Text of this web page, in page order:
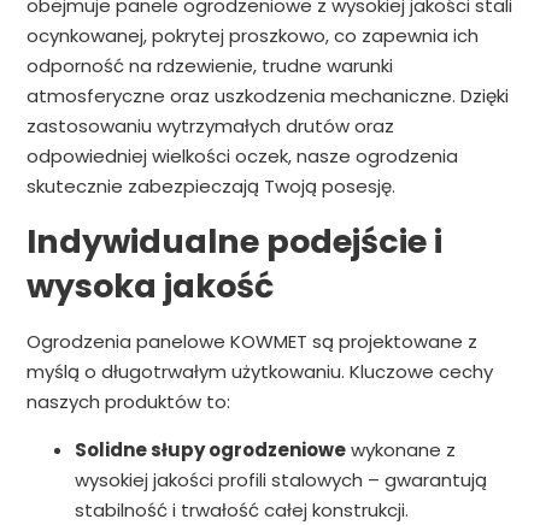
obejmuje panele ogrodzeniowe z wysokiej jakości stali
ocynkowanej, pokrytej proszkowo, co zapewnia ich
odporność na rdzewienie, trudne warunki
atmosferyczne oraz uszkodzenia mechaniczne. Dzięki
zastosowaniu wytrzymałych drutów oraz
odpowiedniej wielkości oczek, nasze ogrodzenia
skutecznie zabezpieczają Twoją posesję.
Indywidualne podejście i
wysoka jakość
Ogrodzenia panelowe KOWMET są projektowane z
myślą o długotrwałym użytkowaniu. Kluczowe cechy
naszych produktów to:
Solidne słupy ogrodzeniowewykonane z
wysokiej jakości profili stalowych – gwarantują
stabilność i trwałość całej konstrukcji.